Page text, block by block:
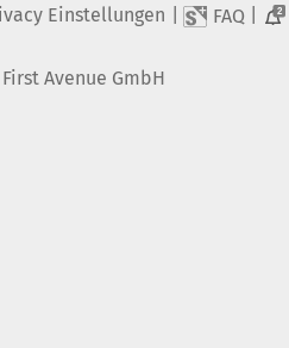
Einstellungen FAQ 2
First Avenue GmbH